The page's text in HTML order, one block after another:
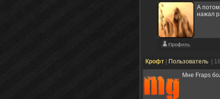
А потом
нажал
Крофт Пользователь
|
Мне Fraps